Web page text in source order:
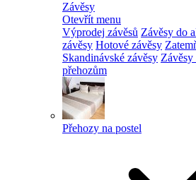
Závěsy
Otevřít menu
Výprodej závěsů Závěsy do
závěsy Hotové závěsy
Skandinávské závěsy
přehozům
Přehozy na postel